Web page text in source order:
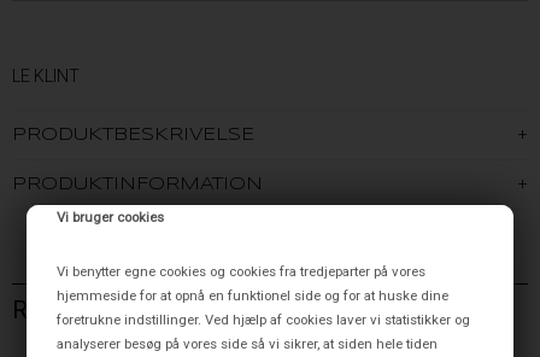
Vi bruger cookies
Vi benytter egne cookies og cookies fra tredjeparter på vores
hjemmeside for at opnå en funktionel side og for at huske dine
foretrukne indstillinger. Ved hjælp af cookies laver vi statistikker og
analyserer besøg på vores side så vi sikrer, at siden hele tiden
LE KLINT
PRODUKTBESKRIVELSE
PRODUKTINFORMATION
RELATEREDE VARER